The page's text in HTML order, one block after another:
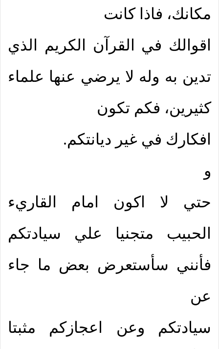
مكانك، فاذا كانت
اقوالك في القرآن الكريم الذي
تدين به وله لا يرضي عنها علماء
كثيرين، فكم تكون
افكارك في غير ديانتكم.
و
حتي لا اكون امام القاريء
الحبيب متجنيا علي سيادتكم
فأنني سأستعرض بعض ما جاء
عن
سيادتكم وعن اعجازكم مثبتا